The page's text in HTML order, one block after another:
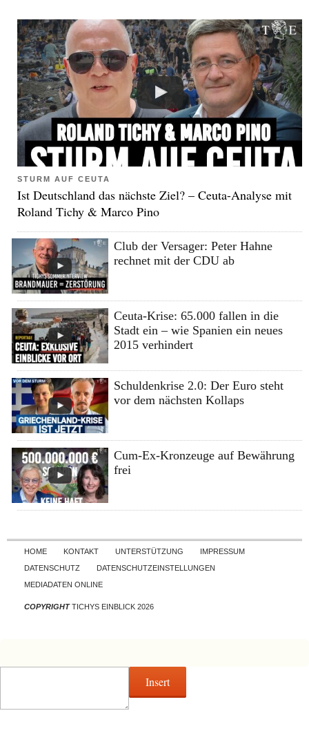
STURM AUF CEUTA
Ist Deutschland das nächste Ziel? – Ceuta-Analyse mit
Roland Tichy & Marco Pino
Club der Versager: Peter Hahne
rechnet mit der CDU ab
Ceuta-Krise: 65.000 fallen in die
Stadt ein – wie Spanien ein neues
2015 verhindert
Schuldenkrise 2.0: Der Euro steht
vor dem nächsten Kollaps
Cum-Ex-Kronzeuge auf Bewährung
frei
Skip to content
HOME KONTAKT UNTERSTÜTZUNG
IMPRESSUM
DATENSCHUTZ
DATENSCHUTZEINSTELLUNGEN
MEDIADATEN ONLINE
COPYRIGHTTICHYS EINBLICK 2026
Insert